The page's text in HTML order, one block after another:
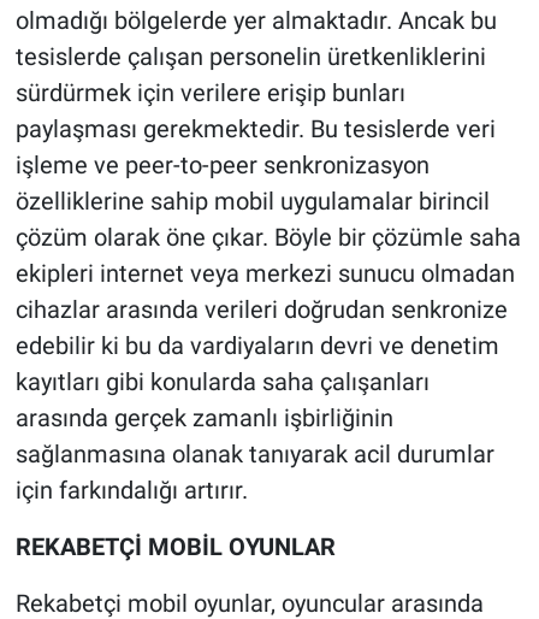
olmadığı bölgelerde yer almaktadır. Ancak bu
tesislerde çalışan personelin üretkenliklerini
sürdürmek için verilere erişip bunları
paylaşması gerekmektedir. Bu tesislerde veri
işleme ve peer-to-peer senkronizasyon
özelliklerine sahip mobil uygulamalar birincil
çözüm olarak öne çıkar. Böyle bir çözümle saha
ekipleri internet veya merkezi sunucu olmadan
cihazlar arasında verileri doğrudan senkronize
edebilir ki bu da vardiyaların devri ve denetim
kayıtları gibi konularda saha çalışanları
arasında gerçek zamanlı işbirliğinin
sağlanmasına olanak tanıyarak acil durumlar
için farkındalığı artırır.
REKABETÇİ MOBİL OYUNLAR
Rekabetçi mobil oyunlar, oyuncular arasında